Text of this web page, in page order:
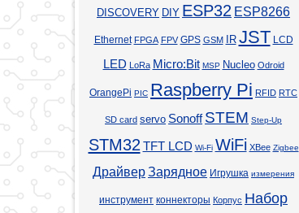
DISCOVERY DIY ESP32 ESP8266
Ethernet FPGA FPV GPS GSM IR JST LCD
LED LoRa Micro:Bit MSP Nucleo Odroid
OrangePi PIC Raspberry Pi RFID RTC
SD card servo Sonoff STEM Step-Up
STM32 TFT LCD Wi-Fi WiFi XBee Zigbee
ДрайверЗарядное Игрушка измерения
инструмент коннекторы Корпус Набор